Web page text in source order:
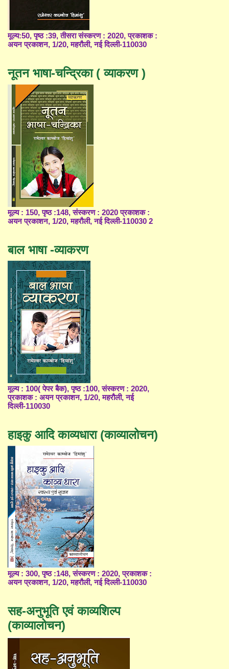
मूल्य:50, पृष्ठ :39, तीसरा संस्करण : 2020, प्रकाशक :
अयन प्रकाशन, 1/20, महरौली, नई दिल्ली-110030
नूतन भाषा-चन्द्रिका ( व्याकरण )
मूल्य : 150, पृष्ठ :148, संस्करण : 2020 प्रकाशक :
अयन प्रकाशन, 1/20, महरौली, नई दिल्ली-110030 2
बाल भाषा -व्याकरण
मूल्य : 100( पेपर बैक), पृष्ठ :100, संस्करण : 2020,
प्रकाशक : अयन प्रकाशन, 1/20, महरौली, नई
दिल्ली-110030
हाइकु आदि काव्यधारा (काव्यालोचन)
मूल्य : 300, पृष्ठ :148, संस्करण : 2020, प्रकाशक :
अयन प्रकाशन, 1/20, महरौली, नई दिल्ली-110030
सह-अनुभूति एवं काव्यशिल्प
(काव्यालोचन)